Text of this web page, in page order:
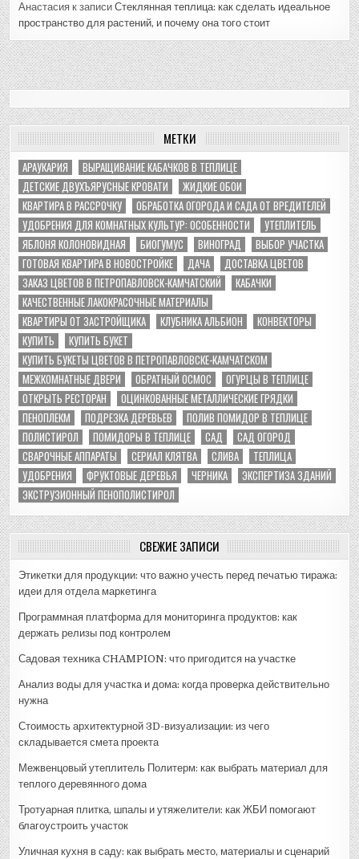
Анастасия к записиСтеклянная теплица: как сделать идеальное
пространство для растений, и почему она того стоит
МЕТКИ
АРАУКАРИЯ
ВЫРАЩИВАНИЕ КАБАЧКОВ В ТЕПЛИЦЕ
ДЕТСКИЕ ДВУХЪЯРУСНЫЕ КРОВАТИ
ЖИДКИЕ ОБОИ
КВАРТИРА В РАССРОЧКУ
ОБРАБОТКА ОГОРОДА И САДА ОТ ВРЕДИТЕЛЕЙ
УДОБРЕНИЯ ДЛЯ КОМНАТНЫХ КУЛЬТУР: ОСОБЕННОСТИ
УТЕПЛИТЕЛЬ
ЯБЛОНЯ КОЛОНОВИДНАЯ
БИОГУМУС ВИНОГРАД
ВЫБОР УЧАСТКА
ГОТОВАЯ КВАРТИРА В НОВОСТРОЙКЕ
ДАЧА
ДОСТАВКА ЦВЕТОВ
ЗАКАЗ ЦВЕТОВ В ПЕТРОПАВЛОВСК-КАМЧАТСКИЙ
КАБАЧКИ
КАЧЕСТВЕННЫЕ ЛАКОКРАСОЧНЫЕ МАТЕРИАЛЫ
КВАРТИРЫ ОТ ЗАСТРОЙЩИКА
КЛУБНИКА АЛЬБИОН
КОНВЕКТОРЫ
КУПИТЬ
КУПИТЬ БУКЕТ
КУПИТЬ БУКЕТЫ ЦВЕТОВ В ПЕТРОПАВЛОВСКЕ-КАМЧАТСКОМ
МЕЖКОМНАТНЫЕ ДВЕРИ
ОБРАТНЫЙ ОСМОС
ОГУРЦЫ В ТЕПЛИЦЕ
ОТКРЫТЬ РЕСТОРАН
ОЦИНКОВАННЫЕ МЕТАЛЛИЧЕСКИЕ ГРЯДКИ
ПЕНОПЛЕКМ
ПОДРЕЗКА ДЕРЕВЬЕВ
ПОЛИВ ПОМИДОР В ТЕПЛИЦЕ
ПОЛИСТИРОЛ
ПОМИДОРЫ В ТЕПЛИЦЕ САД
САД ОГОРОД
СВАРОЧНЫЕ АППАРАТЫ
СЕРИАЛ КЛЯТВА СЛИВА
ТЕПЛИЦА
УДОБРЕНИЯ
ФРУКТОВЫЕ ДЕРЕВЬЯ ЧЕРНИКА
ЭКСПЕРТИЗА ЗДАНИЙ
ЭКСТРУЗИОННЫЙ ПЕНОПОЛИСТИРОЛ
СВЕЖИЕ ЗАПИСИ
Этикетки для продукции: что важно учесть перед печатью тиража:
идеи для отдела маркетинга
Программная платформа для мониторинга продуктов: как
держать релизы под контролем
Садовая техника CHAMPION: что пригодится на участке
Анализ воды для участка и дома: когда проверка действительно
нужна
Стоимость архитектурной 3D-визуализации: из чего
складывается смета проекта
Межвенцовый утеплитель Политерм: как выбрать материал для
теплого деревянного дома
Тротуарная плитка, шпалы и утяжелители: как ЖБИ помогают
благоустроить участок
Уличная кухня в саду: как выбрать место, материалы и сценарий